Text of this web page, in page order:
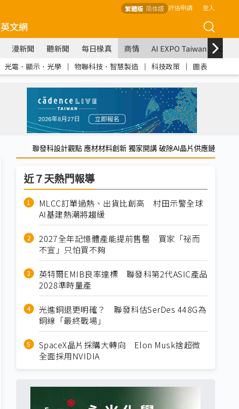
繁體版 简体版 評估申請 登入
英文網
漫新聞 聽新聞 每日椽真 商情 AI EXPO Taiwan
光電．顯示．光學 ｜ 物聯科技．智慧製造 ｜ 科技政策 ｜ 圖表
聯發科設計觀點 應材材料創新 獨家開講 破除AI晶片供應鏈
近７天熱門報導
MLCC訂單過熱、出貨比創高 村田示警全球
AI基建熱潮將趨緩
2027全年記憶體產能提前售罄 買家「祕而
不宣」只怕買不夠
英特爾EMIB良率達標 聯發科第2代ASIC產品
2028準時量產
光進銅退更明確？ 聯發科估SerDes 448G為
銅線「最終戰場」
SpaceX晶片採購大轉向 Elon Musk捨超微
全面採用NVIDIA